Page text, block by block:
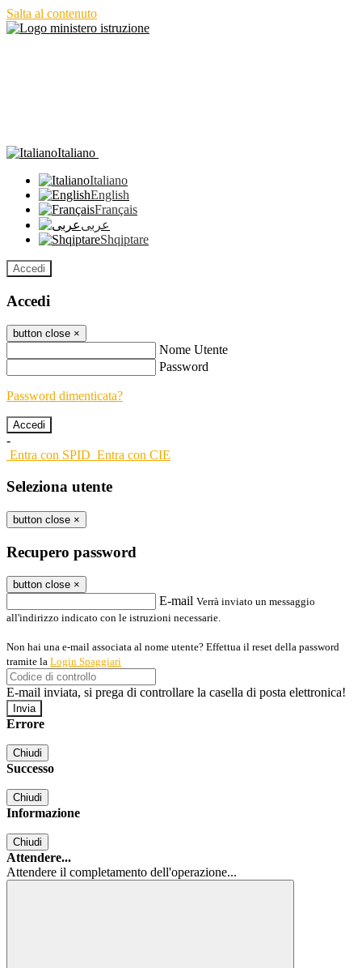
Salta al contenuto
Italiano
Italiano
English
Français
عربى
Shqiptare
Accedi
Accedi
button close ×
Nome Utente
Password
Password dimenticata?
-
Entra con SPID Entra con CIE
Seleziona utente
button close ×
Recupero password
button close ×
E-mail Verrà inviato un messaggio
all'indirizzo indicato con le istruzioni necessarie.
Non hai una e-mail associata al nome utente? Effettua il reset della password
tramite la Login Spaggiari
E-mail inviata, si prega di controllare la casella di posta elettronica!
Errore
Chiudi
Successo
Chiudi
Informazione
Chiudi
Attendere...
Attendere il completamento dell'operazione...